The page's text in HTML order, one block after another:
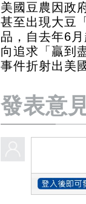
美國豆農因政
甚至出現大豆
品，自去年6
向追求「贏到
事件折射出美
發表意